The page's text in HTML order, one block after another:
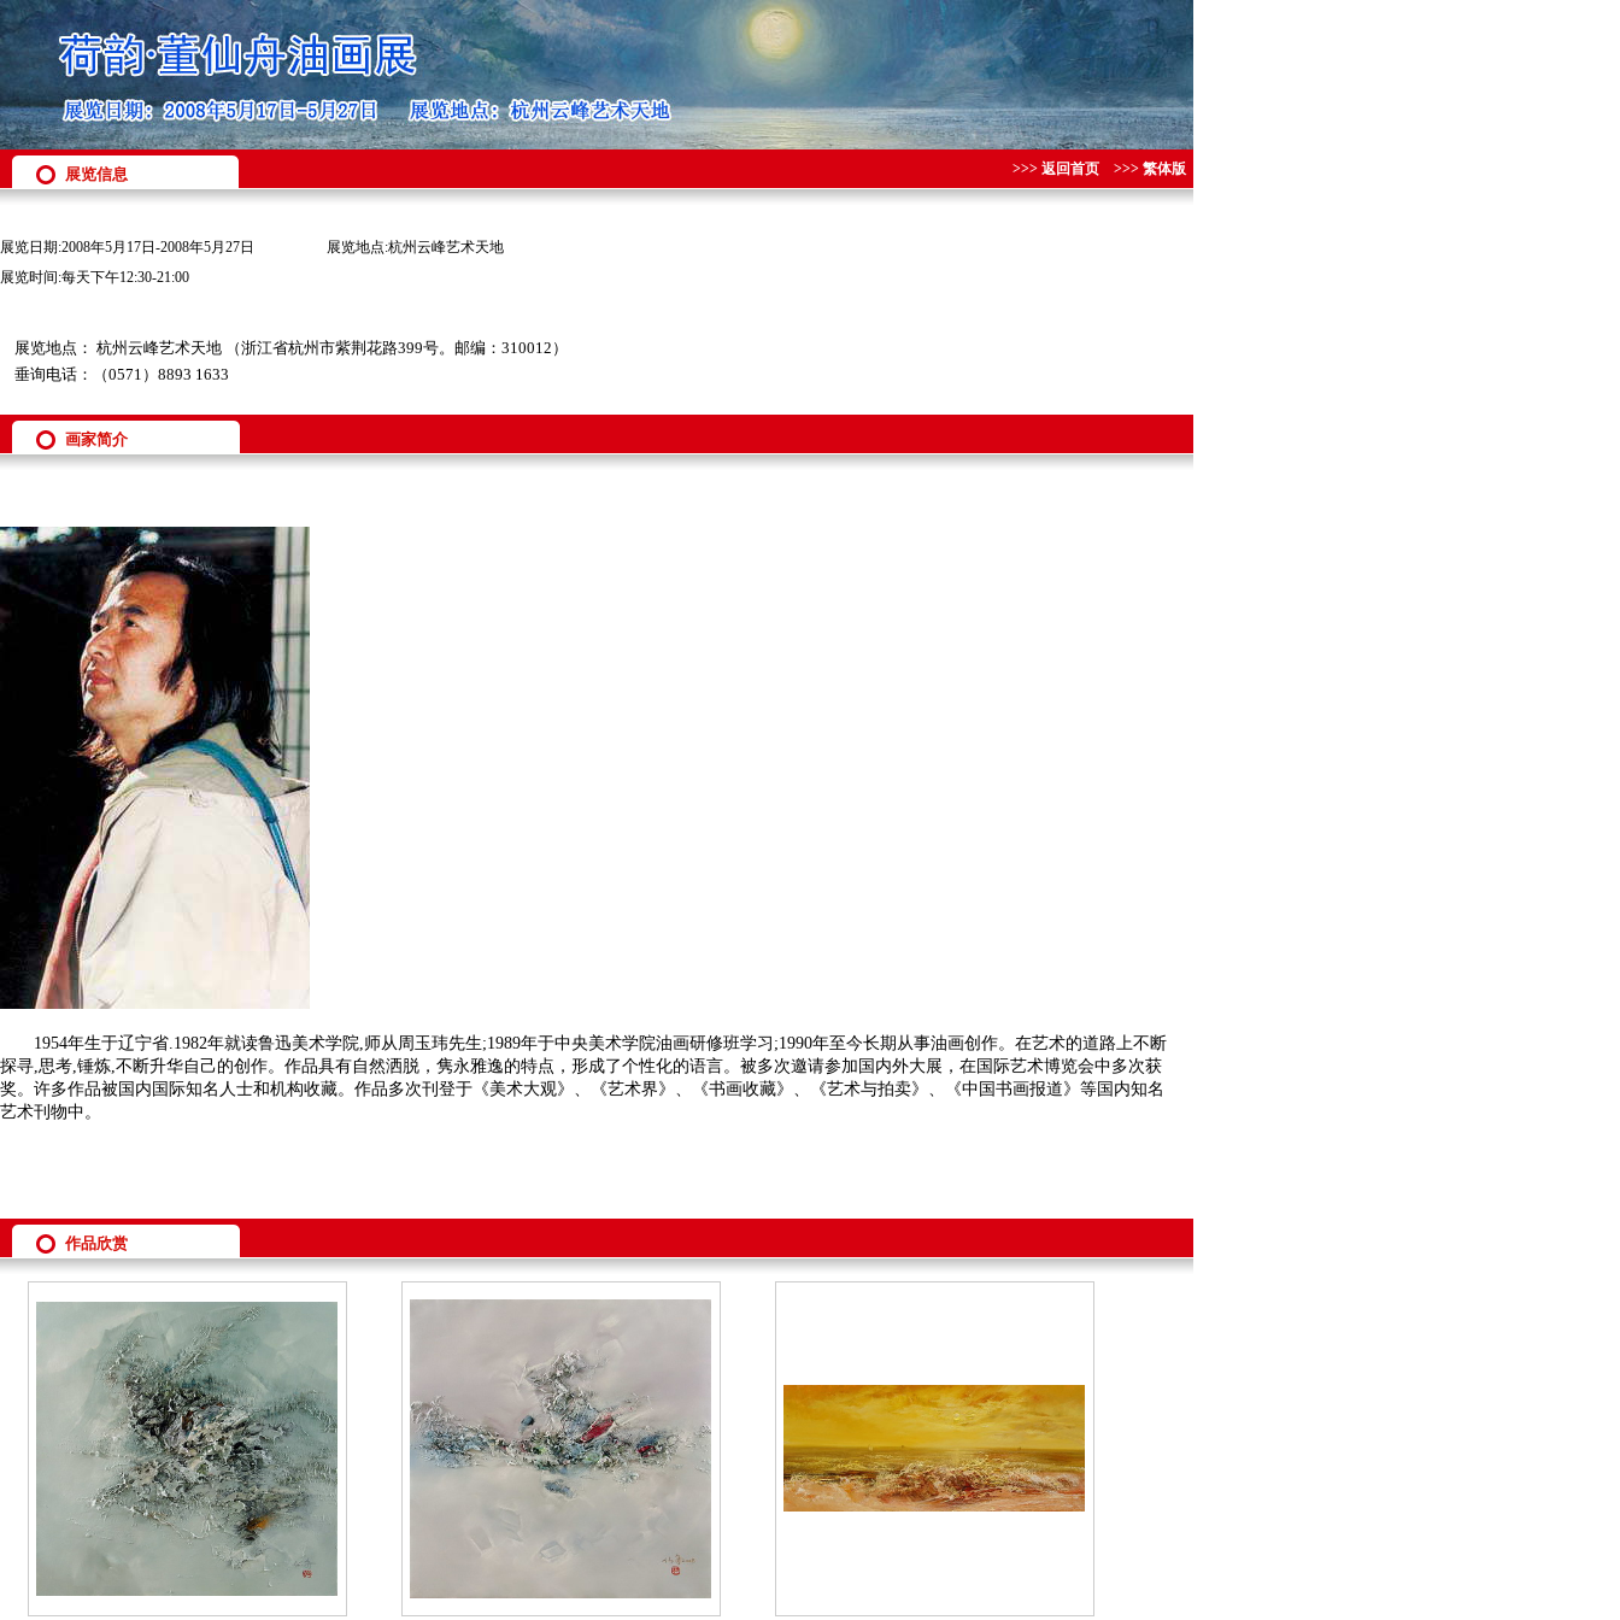
展览信息 >>> 返回首页 >>> 繁体版
展览日期:2008年5月17日-2008年5月27日
展览地点:杭州云峰艺术天地
展览时间:每天下午12:30-21:00
展览地点： 杭州云峰艺术天地 （浙江省杭州市紫荆花路399号。邮编：310012）
垂询电话：（0571）8893 1633
画家简介
1954年生于辽宁省.1982年就读鲁迅美术学院,师从周玉玮先生;1989年于中央美术学院油画研修班学习 ;1990年至今长期从事油画创作。在艺术的道路上不断
探寻,思考,锤炼,不断升华自己的创作。作品具有自然洒脱，隽永雅逸的特点，形成了个性化的语言。被多次邀请参加国内外大展， 在国际艺术博览会中多次获
奖。许多作品被国内国际知名人士和机构收藏。 作品多次刊登于《美术大观》、《艺术界》、《书画收藏》、《艺术与拍卖》、《中国书画报道》等国内知名
艺术刊物中。
作品欣赏